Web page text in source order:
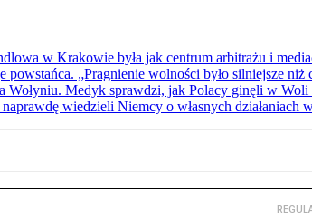
w Krakowie była jak centrum arbitrażu i
powstańca. „Pragnienie wolności było silniejsze niż
Wołyniu. Medyk sprawdzi, jak Polacy ginęli w
wiedzieli Niemcy o własnych działaniach